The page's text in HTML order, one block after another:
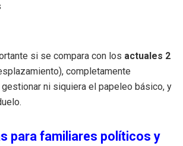
si se compara con los actuales 2
completamente
ni siquiera el papeleo básico, y
para familiares políticos y